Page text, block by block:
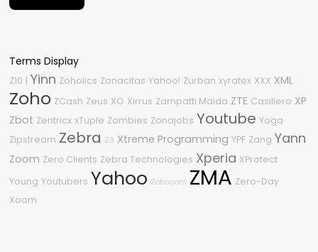
Terms Display
Z10 | Yinn Zoholics Zonacitas Yahoo! Zurban xyratex XXX XML
Zoho ZCash Zeus XO Xirrus Zampatti Maida ZTE Casillero XP
Zbot Zentricx xTuple Zombies Zonajobs Youtube Yoga
Zipstream Zebra Z3 Xtreme Programming YPF Zang Yann
Zoom Zero Clients Zebra Technologies Xperia XProtect
Young Youtubers Yahoo Zoho.com ZMA Zero-Day
Xoom